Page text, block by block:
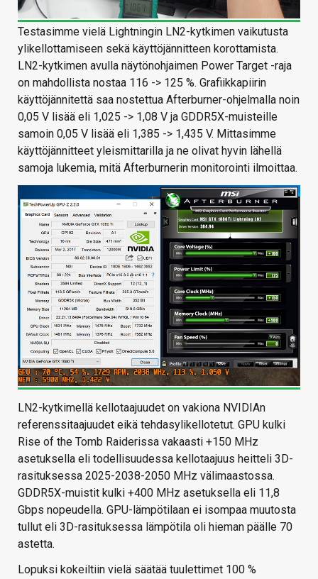
Testasimme vielä Lightningin LN2-kytkimen vaikutusta
ylikellottamiseen sekä käyttöjännitteen korottamista.
LN2-kytkimen avulla näytönohjaimen Power Target -raja
on mahdollista nostaa 116 -> 125 %. Grafiikkapiirin
käyttöjännitettä saa nostettua Afterburner-ohjelmalla noin
0,05 V lisää eli 1,025 -> 1,08 V ja GDDR5X-muisteille
samoin 0,05 V lisää eli 1,385 -> 1,435 V. Mittasimme
käyttöjännitteet yleismittarilla ja ne olivat hyvin lähellä
samoja lukemia, mitä Afterburnerin monitorointi ilmoittaa.
LN2-kytkimellä kellotaajuudet on vakiona NVIDIAn
referenssitaajuudet eikä tehdasylikellotetut. GPU kulki
Rise of the Tomb Raiderissa vakaasti +150 MHz
asetuksella eli todellisuudessa kellotaajuus heitteli 3D-
rasituksessa 2025-2038-2050 MHz välimaastossa.
GDDR5X-muistit kulki +400 MHz asetuksella eli 11,8
Gbps nopeudella. GPU-lämpötilaan ei isompaa muutosta
tullut eli 3D-rasituksessa lämpötila oli hieman päälle 70
astetta.
Lopuksi kokeiltiin vielä säätää tuulettimet 100 %